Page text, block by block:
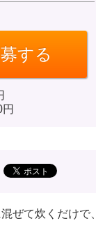
する
ぜて炊くだけで